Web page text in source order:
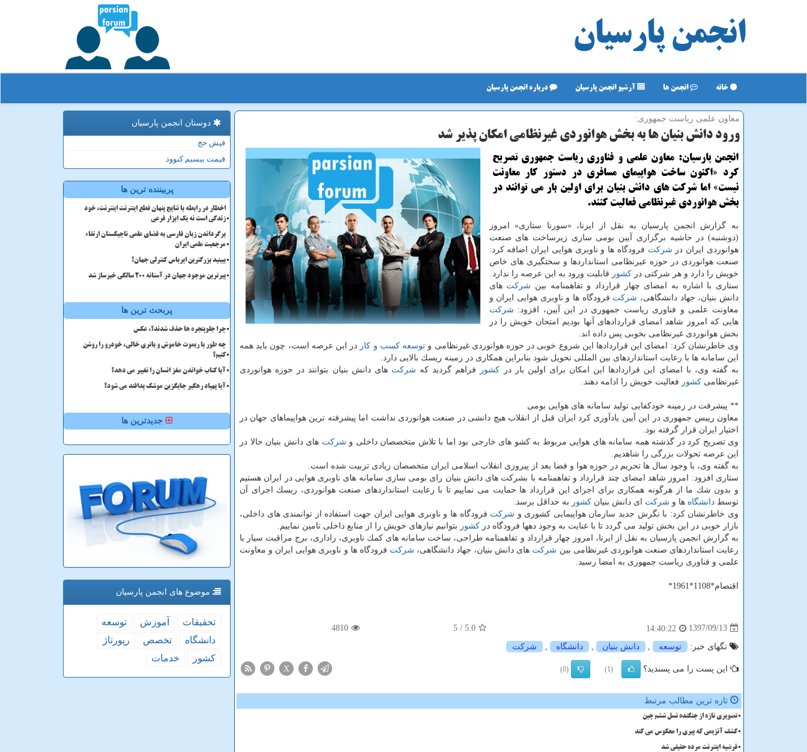
انجمن پارسیان
خانه انجمن ها آرشیو انجمن پارسیان درباره انجمن پارسیان
معاون علمی ریاست جمهوری:
ورود دانش بنیان ها به بخش هوانوردی غیرنظامی امكان پذیر شد
انجمن پارسیان: معاون علمی و فناوری ریاست جمهوری تصریح
كرد «اكنون ساخت هواپیمای مسافری در دستور كار معاونت
نیست» اما شركت های دانش بنیان برای اولین بار می توانند در
بخش هوانوردی غیرنظامی فعالیت كنند.
به گزارش انجمن پارسیان به نقل از ایرنا، «سورنا ستاری» امروز
(دوشنبه) در حاشیه برگزاری آیین بومی سازی زیرساخت های صنعت
هوانوردی ایران در شركت فرودگاه ها و ناوبری هوایی ایران اضافه كرد:
صنعت هوانوردی در حوزه غیرنظامی استانداردها و سختگیری های خاص
خویش را دارد و هر شركتی در كشور قابلیت ورود به این عرصه را ندارد.
ستاری با اشاره به امضای چهار قرارداد و تفاهمنامه بین شركت های
دانش بنیان، جهاد دانشگاهی، شركت فرودگاه ها و ناوبری هوایی ایران و
معاونت علمی و فناوری ریاست جمهوری در این آیین، افزود: شركت
هایی كه امروز شاهد امضای قراردادهای آنها بودیم امتحان خویش را در
بخش هوانوردی غیرنظامی بخوبی پس داده اند.
وی خاطرنشان كرد: امضای این قراردادها این شروع خوبی در حوزه هوانوردی غیرنظامی و توسعه كسب و كار در این عرصه است، چون باید همه
این سامانه ها با رعایت استانداردهای بین المللی تحویل شود بنابراین همكاری در زمینه ریسك بالایی دارد.
به گفته وی، با امضای این قراردادها این امكان برای اولین بار در كشور فراهم گردید كه شركت های دانش بنیان بتوانند در حوزه هوانوردی
غیرنظامی كشور فعالیت خویش را ادامه دهند.
** پیشرفت در زمینه خودكفایی تولید سامانه های هوایی بومی
معاون رییس جمهوری در این آیین یادآوری كرد ایران قبل از انقلاب هیچ دانشی در صنعت هوانوردی نداشت اما پیشرفته ترین هواپیماهای جهان در
اختیار ایران قرار گرفته بود.
وی تصریح كرد در گذشته همه سامانه های هوایی مربوط به كشو های خارجی بود اما با تلاش متخصصان داخلی و شركت های دانش بنیان حالا در
این عرصه تحولات بزرگی را شاهدیم.
به گفته وی، با وجود سال ها تحریم در حوزه هوا و فضا بعد از پیروزی انقلاب اسلامی ایران متخصصان زیادی تربیت شده است.
ستاری افزود: امروز شاهد امضای چند قرارداد و تفاهمنامه با بشركت های دانش بنیان رای بومی سازی سامانه های ناوبری هوایی در ایران هستیم
و بدون شك ما از هرگونه همكاری برای اجرای این قرارداد ها حمایت می نماییم تا با رعایت استانداردهای صنعت هوانوردی، ریسك اجرای آن
توسط دانشگاه ها و شركت ای دانش بنیان كشور به حداقل برسد.
وی خاطرنشان كرد: با نگرش جدید سازمان هواپیمایی كشوری و شركت فرودگاه ها و ناوبری هوایی ایران جهت استفاده از توانمندی های داخلی،
بازار خوبی در این بخش تولید می گردد تا با عنایت به وجود دهها فرودگاه در كشور بتوانیم نیازهای خویش را از منابع داخلی تامین نماییم.
به گزارش انجمن پارسیان به نقل از ایرنا، امروز چهار قرارداد و تفاهمنامه طراحی، ساخت سامانه های كمك ناوبری، راداری، برج مراقبت سیار با
رعایت استانداردهای صنعت هوانوردی غیرنظامی بین شركت های دانش بنیان، جهاد دانشگاهی، شركت فرودگاه ها و ناوبری هوایی ایران و معاونت
علمی و فناوری ریاست جمهوری به امضا رسید.
اقتصام*1108*1961*
1397/09/13
14:40:22
5.0
/ 5
4810
تگهای خبر: توسعه دانش بنیان دانشگاه شركت
این پست را می پسندید؟ (1)
(0)
X
تازه ترین مطالب مرتبط
تصویری تازه از جنگنده نسل ششم چین
کشف آنزیمی که پیری را معکوس می کند
فرضیه اینترنت مرده حقیقی شد
دوستان انجمن پارسیان
فیش حج
قیمت بیسیم کنوود
پربیننده ترین ها
اخطار در رابطه با نتایج پنهان قطع اینترنت اینترنت، خود
زندگی است نه یک ابزار فرعی
برگرداندن زبان فارسی به فضای علمی تاجیکستان ارتقاء
مرجعیت علمی ایران
ببینید بزرگترین ایرباس کنترلی جهان!
پیرترین موجود جهان در آستانه ۲۰۰ سالگی خبرساز شد
پربحث ترین ها
چرا جلوپنجره ها حذف شدند؟، عکس
چه طور با ریموت خاموش و باتری خالی، خودرو را روشن
کنیم؟
آیا کتاب خواندن مغز انسان را تغییر می دهد؟
آیا پهپاد رهگیر جایگزین موشک پدافند می شود؟
جدیدترین ها
موضوع های انجمن پارسیان
تحقیقات آموزش
توسعه
دانشگاه
تخصص
رپورتاژ
كشور
خدمات